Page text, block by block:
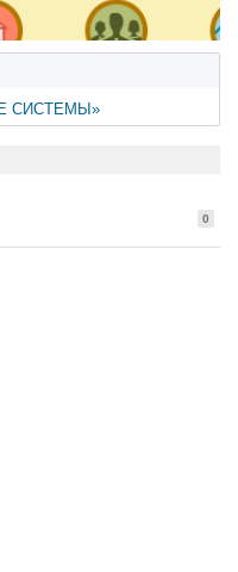
СИСТЕМЫ»
0